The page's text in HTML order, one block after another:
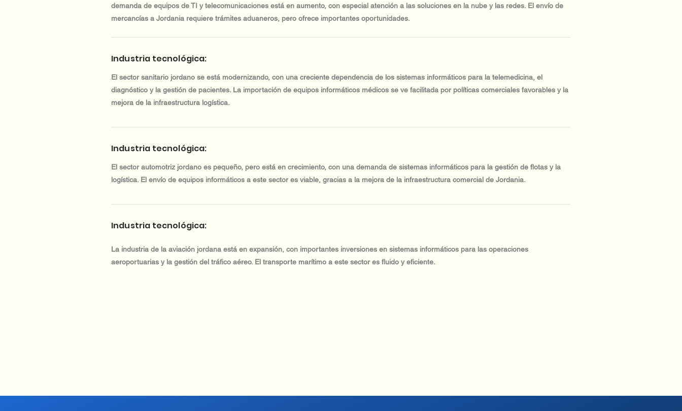
demanda de equipos de TI y telecomunicaciones está en aumento, con especial atención a las soluciones en la nube y las redes. El envío de
mercancías a Jordania requiere trámites aduaneros, pero ofrece importantes oportunidades.
Industria tecnológica:
El sector sanitario jordano se está modernizando, con una creciente dependencia de los sistemas informáticos para la telemedicina, el
diagnóstico y la gestión de pacientes. La importación de equipos informáticos médicos se ve facilitada por políticas comerciales favorables y la
mejora de la infraestructura logística.
Industria tecnológica:
El sector automotriz jordano es pequeño, pero está en crecimiento, con una demanda de sistemas informáticos para la gestión de flotas y la
logística. El envío de equipos informáticos a este sector es viable, gracias a la mejora de la infraestructura comercial de Jordania.
Industria tecnológica:
La industria de la aviación jordana está en expansión, con importantes inversiones en sistemas informáticos para las operaciones
aeroportuarias y la gestión del tráfico aéreo. El transporte marítimo a este sector es fluido y eficiente.